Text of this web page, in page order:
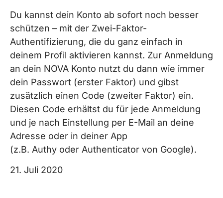
Du kannst dein Konto ab sofort noch besser
schützen – mit der Zwei-Faktor-
Authentifizierung, die du ganz einfach in
deinem Profil aktivieren kannst. Zur Anmeldung
an dein NOVA Konto nutzt du dann wie immer
dein Passwort (erster Faktor) und gibst
zusätzlich einen Code (zweiter Faktor) ein.
Diesen Code erhältst du für jede Anmeldung
und je nach Einstellung per E-Mail an deine
Adresse oder in deiner App
(z.B. Authy oder Authenticator von Google).
21. Juli 2020